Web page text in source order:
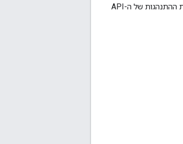
תהליך בחירת הרשת (Mediation), שמירה במטמון ואמצעי בקרה אחרים. אפשר גם להתאים אישית את ההתנהגות של ה-API